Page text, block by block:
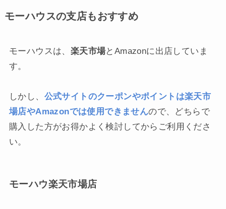
モーハウスの支店もおすすめ
モーハウスは、 楽天市場とAmazonに出店していま
す。
しかし、 公式サイトのクーポンやポイントは楽天市
場店やAmazonでは使用できませんので、どちらで
購入した方がお得かよく検討してからご利用くださ
い。
モーハウ楽天市場店